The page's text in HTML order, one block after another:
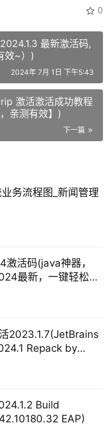
0
最新激活码,
效~）)
2024年 7月 1日 下午5:43
激活激活成功教程
亲测有效】)
下一篇
务流程图_新闻管理
激活码(java神器，
最新，一键轻松激
2023.1.7(JetBrains
Repack by
Build
EAP)